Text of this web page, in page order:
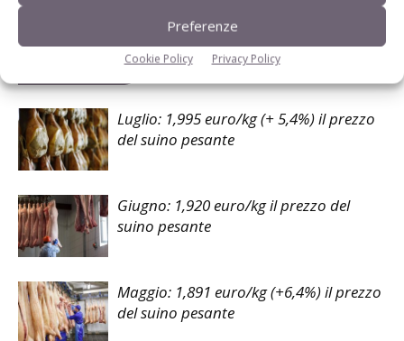
Preferenze
Cookie Policy Privacy Policy
Luglio: 1,995 euro/kg (+ 5,4%) il prezzo
del suino pesante
Giugno: 1,920 euro/kg il prezzo del
suino pesante
Maggio: 1,891 euro/kg (+6,4%) il prezzo
del suino pesante